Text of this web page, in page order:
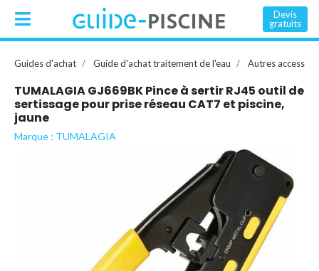
Devis
gratuits
Guides d'achat Guide d'achat traitement de l'eau Autres
TUMALAGIA GJ669BK Pince à sertir RJ45 outil de
sertissage pour prise réseau CAT7 et piscine,
jaune
Marque : TUMALAGIA